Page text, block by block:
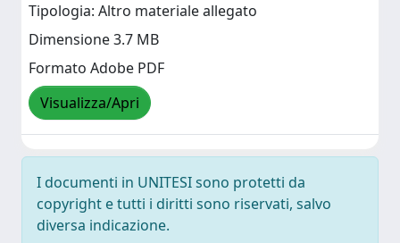
Tipologia: Altro materiale allegato
Dimensione 3.7 MB
Formato Adobe PDF
Visualizza/Apri
I documenti in UNITESI sono protetti da
copyright e tutti i diritti sono riservati, salvo
diversa indicazione.